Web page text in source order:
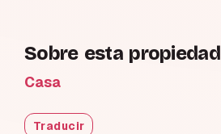
Sobre esta propiedad
Casa
Traducir